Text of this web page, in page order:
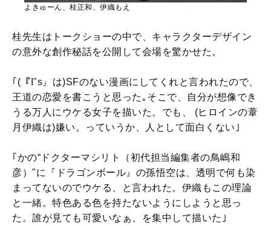
よきゅーん、桂正和、伊織もえ
桂先生はトークショーの中で、キャラクターデザイン
の意外な創作秘話を公開して会場を驚かせた。
｢(『I"s』は)SFのない漫画にしてくれと言われたので、
王道の恋愛を書こうと思った｡そこで、自分が想像でき
うる万人にウケる女子を描いた。でも、 (ヒロインの葦
月伊織は)嫌い。っていうか、人として面白くない｣
｢かの“ドクターマシリト（初代担当編集者の鳥嶋和
彦）"に『ドラゴンボール』の孫悟空は、透明で何も染
まってないのでウケる、と言われた。伊織もこの理論
と一緒。特色ある色を持たないようにしようと思っ
た。誰が見ても可愛いなぁ、を集中して描いた｣